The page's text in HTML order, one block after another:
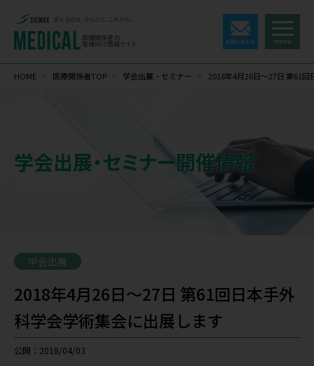
支えるのは、からだと、これから。
医療関係者の
皆様向け情報サイト
HOME > 医療関係者TOP > 学会出展・セミナー > 2018年4月26日～27日 第61
学会出展・セミナー開催情報
学会出展
2018年4月26日～27日 第61回日本手外
科学会学術集会に出展します
公開：2018/04/03